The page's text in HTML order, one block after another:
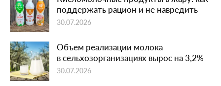
поддержать рацион и не навредить
30.07.2026
Объем реализации молока
в сельхозорганизациях вырос на 3,2%
30.07.2026